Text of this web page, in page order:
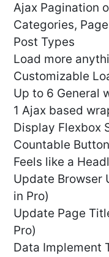
Ajax Pagination
Categories,
Post Types
Load more
Customizable
Up to 6 General
1 Ajax based
Display Flexbox
Countable
Feels like a
Update Browser
in Pro)
Update Page
Pro)
Data Implement